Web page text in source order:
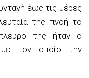
έως τις μέρες
της πνοή το
της ήταν ο
με τον οποίο την